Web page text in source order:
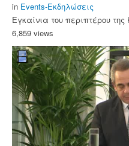
in Events-Εκδηλώσεις
Εγκαίνια του περιπτέρου
6,859 views